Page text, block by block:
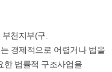
소
복
공
천지부(구.
경제적으로 어렵거나 법을
한 법률적 구조사업을